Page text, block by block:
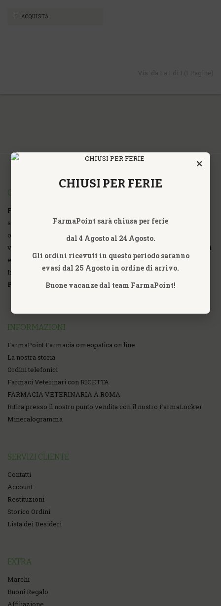
ACQUISTA
CHI SIAMO
FarmaPoint Farmacia Omeopatica Online fondata nell'anno 2007,
specializzata nella commercializzazione al dettaglio, vendita
online di prodotti Omeopatici, Omotossicologici, Farmaci ad uso
veterinario, Sat Terapia, Fitoterapia, Fiori di Bach, Fiori Australiani
e Californiani, Nutripuntura, Prodotti Ayurvedici, Erboristici ed
Integratori Alimentari di tutte le Aziende.
P.iva 09318791002
INFORMAZIONI
FarmaPoint Farmacia omeopatica on line
La nostra storia
Ordini telefonici
Farmaci Veterinari con RICETTA
FARMACIA VETERINARIA A ROMA
Ritira presso il nostro punto vendita con il nostro FarmaLocker
Mineralogramma
SERVIZI CLIENTE
Contatti
Account
Restituzioni
Storico Ordini
Lista dei Desideri
EXTRA
Marchi
Buoni Regalo
Affiliazione
×
CHIUSI PER FERIE
FarmaPoint sarà chiusa per ferie
dal 4 Agosto al 24 Agosto.
Gli ordini ricevuti in questo periodo saranno
evasi dal 25 Agosto in ordine di arrivo.
Buone vacanze dal team FarmaPoint!